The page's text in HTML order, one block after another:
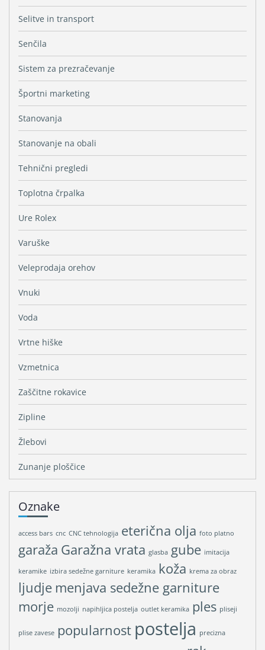
Selitve in transport
Senčila
Sistem za prezračevanje
Športni marketing
Stanovanja
Stanovanje na obali
Tehnični pregledi
Toplotna črpalka
Ure Rolex
Varuške
Veleprodaja orehov
Vnuki
Voda
Vrtne hiške
Vzmetnica
Zaščitne rokavice
Zipline
Žlebovi
Zunanje ploščice
Oznake
access bars cnc CNC tehnologija eterična olja foto platno
garaža Garažna vrata glasba gube imitacija
keramike izbira sedežne garniture keramika koža krema za obraz
ljudje menjava sedežne garniture
morje mozolji napihljica postelja outlet keramika ples pliseji
plise zavese popularnost postelja precizna